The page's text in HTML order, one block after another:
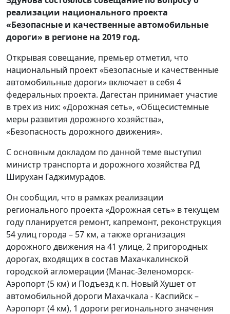
реализации национального проекта
«Безопасные и качественные автомобильные
дороги» в регионе на 2019 год.
Открывая совещание, премьер отметил, что
национальный проект «Безопасные и качественные
автомобильные дороги» включает в себя 4
федеральных проекта. Дагестан принимает участие
в трех из них: «Дорожная сеть», «Общесистемные
меры развития дорожного хозяйства»,
«Безопасность дорожного движения».
С основным докладом по данной теме выступил
министр транспорта и дорожного хозяйства РД
Ширухан Гаджимурадов.
Он сообщил, что в рамках реализации
регионального проекта «Дорожная сеть» в текущем
году планируется ремонт, капремонт, реконструкция
54 улиц города – 57 км, а также организация
дорожного движения на 41 улице, 2 пригородных
дорогах, входящих в состав Махачкалинской
городской агломерации (Манас-Зеленоморск-
Аэропорт (5 км) и Подъезд к п. Новый Хушет от
автомобильной дороги Махачкала - Каспийск –
Аэропорт (4 км), 1 дороги регионального значения